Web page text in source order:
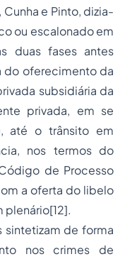
e Pinto, dizia-
ou escalonado em
duas fases antes
do oferecimento da
subsidiária da
privada, em se
até o trânsito em
nos termos do
de Processo
a oferta do libelo
plenário[12].
de forma
nos crimes de